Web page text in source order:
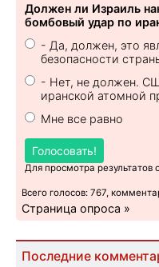
Должен ли Израиль
бомбовый удар по
- Да, должен, это
безопасности
- Нет, не должен.
иранской атомной
Мне все равно
Голосовать!
Для просмотра
Всего голосов: 767,
Страница опроса »
Последние